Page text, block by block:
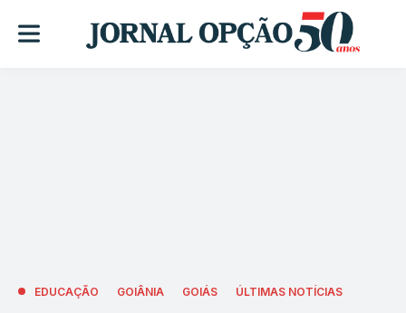
EDUCAÇÃO GOIÂNIA GOIÁS ÚLTIMAS NOTÍCIAS